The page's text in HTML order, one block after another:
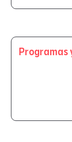
Programas